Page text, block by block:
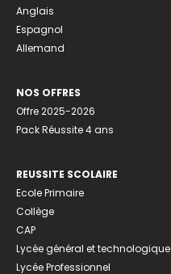
Anglais
Espagnol
Allemand
NOS OFFRES
Offre 2025-2026
Pack Réussite 4 ans
REUSSITE SCOLAIRE
Ecole Primaire
Collège
CAP
Lycée général et technologique
Lycée Professionnel